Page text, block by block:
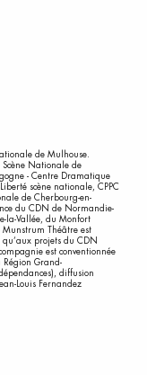
de Mulhouse.
Nationale de
- Centre Dramatique
scène nationale, CPPC
de Cherbourg-en-
du CDN de Normandie-
la-Vallée, du Monfort
Théâtre est
projets du CDN
est conventionnée
Grand-
diffusion
Louis Fernandez